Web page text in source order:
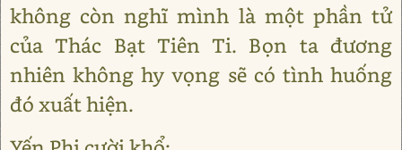
không còn nghĩ mình là một phần tử
của Thác Bạt Tiên Ti. Bọn ta đương
nhiên không hy vọng sẽ có tình huống
đó xuất hiện.